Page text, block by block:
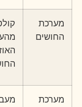
מערכת
החושים
מערכת